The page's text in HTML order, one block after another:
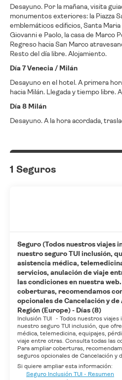
Desayuno. Por la mañana, visita
monumentos exteriores: la Piazza
emblemáticos edificios, Santa
Giovanni e Paolo, la casa de Marco
Regreso hacia San Marco
Resto del día libre. Alojamiento.
Día 7 Venecia / Milán
Desayuno en el hotel. A primera
hacia Milán. Llegada y tiempo libre.
Día 8 Milán
Desayuno. A la hora acordada,
1 Seguros
Seguro (Todos nuestros viajes
nuestro seguro TUI inclusión,
asistencia médica,
servicios, anulación de viaje
las condiciones en nuestra
coberturas, recomendamos
opcionales de Cancelación y
Región (Europe) - Días (8)
Inclusión TUI - Todos nuestros viajes
nuestro seguro TUI inclusión, que
médica, telemedicina, equipajes,
viaje entre otras. Consulta todas las
Para ampliar coberturas,
seguros opcionales de Cancelación y
Si quiere ampliar esta información:
Seguro Inclusión TUI - Resumen